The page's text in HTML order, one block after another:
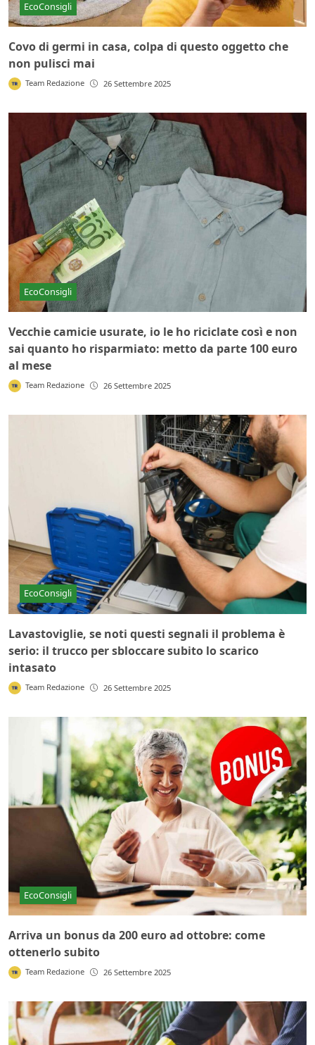
EcoConsigli
Covo di germi in casa, colpa di questo oggetto che
non pulisci mai
Team Redazione 26 Settembre 2025
EcoConsigli
Vecchie camicie usurate, io le ho riciclate così e non
sai quanto ho risparmiato: metto da parte 100 euro
al mese
Team Redazione 26 Settembre 2025
EcoConsigli
Lavastoviglie, se noti questi segnali il problema è
serio: il trucco per sbloccare subito lo scarico
intasato
Team Redazione 26 Settembre 2025
EcoConsigli
Arriva un bonus da 200 euro ad ottobre: come
ottenerlo subito
Team Redazione 26 Settembre 2025